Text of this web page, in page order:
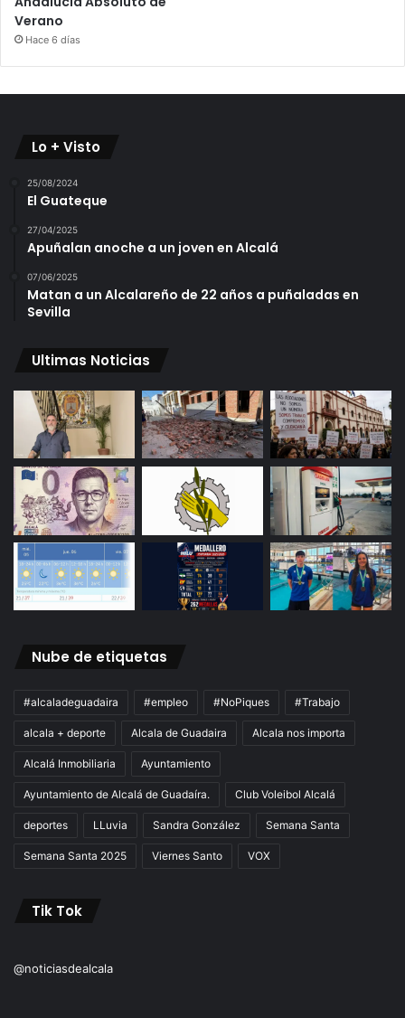
Verano
Hace 6 días
Lo + Visto
25/08/2024
El Guateque
27/04/2025
Apuñalan anoche a un joven en Alcalá
07/06/2025
Matan a un Alcalareño de 22 años a puñaladas en
Sevilla
Ultimas Noticias
Nube de etiquetas
#alcaladeguadaira #empleo #NoPiques #Trabajo
alcala + deporte Alcala de Guadaira Alcala nos importa
Alcalá Inmobiliaria Ayuntamiento
Ayuntamiento de Alcalá de Guadaíra. Club Voleibol Alcalá
deportes LLuvia Sandra González Semana Santa
Semana Santa 2025 Viernes Santo VOX
Tik Tok
@noticiasdealcala